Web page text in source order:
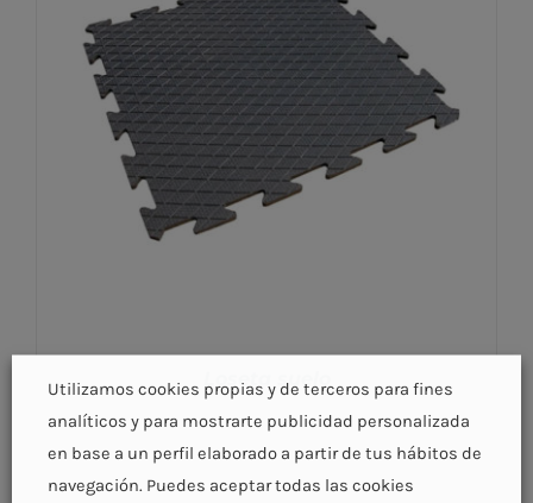
Loseta suelo
Utilizamos cookies propias y de terceros para fines
analíticos y para mostrarte publicidad personalizada
en base a un perfil elaborado a partir de tus hábitos de
navegación. Puedes aceptar todas las cookies